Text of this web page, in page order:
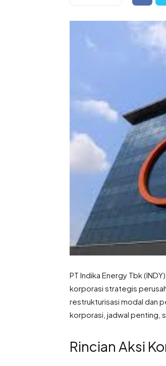
PT Indika Energy Tbk
korporasi strategis
restrukturisasi modal dan
korporasi, jadwal penting,
Rincian Aksi